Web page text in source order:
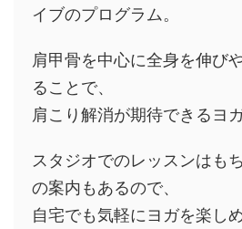
イブのプログラム。
肩甲骨を中心に全身を伸び
ることで、
肩こり解消が期待できるヨガ
スタジオでのレッスンはも
の案内もあるので、
自宅でも気軽にヨガを楽し